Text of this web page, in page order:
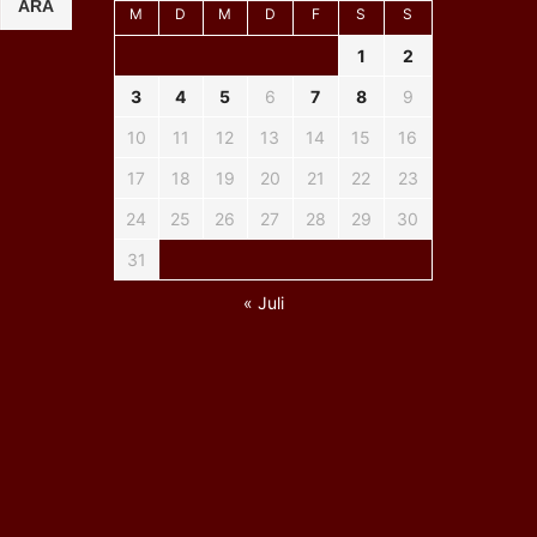
ARA M D M D F S S
1
2
3
4 5 6 7 8
9
10
11 12 13 14 15
16
17
18 19 20 21 22
23
24
25 26 27 28 29
30
31
« Juli